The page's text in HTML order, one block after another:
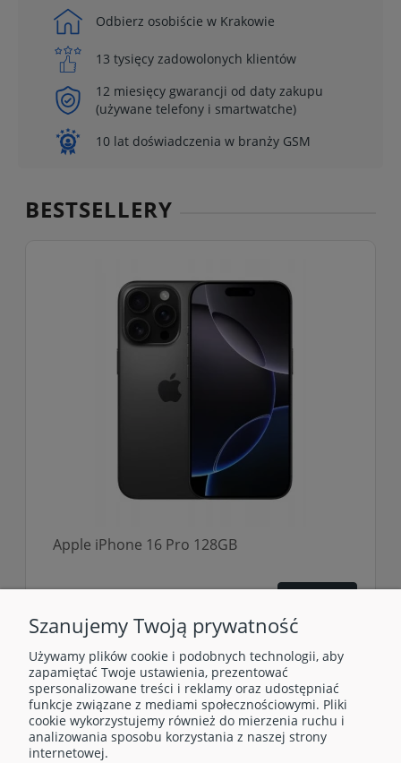
Odbierz osobiście w Krakowie
13 tysięcy zadowolonych klientów
12 miesięcy gwarancji od daty zakupu
(używane telefony i smartwatche)
10 lat doświadczenia w branży GSM
BESTSELLERY
Apple iPhone 16 Pro 128GB
Szanujemy Twoją prywatność
Używamy plików cookie i podobnych technologii, aby
zapamiętać Twoje ustawienia, prezentować
spersonalizowane treści i reklamy oraz udostępniać
funkcje związane z mediami społecznościowymi. Pliki
cookie wykorzystujemy również do mierzenia ruchu i
analizowania sposobu korzystania z naszej strony
internetowej.